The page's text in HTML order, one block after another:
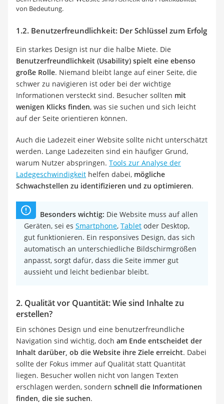
von Bedeutung.
1.2. Benutzerfreundlichkeit: Der Schlüssel zum Erfolg
Ein starkes Design ist nur die halbe Miete. Die
Benutzerfreundlichkeit (Usability) spielt eine ebenso
große Rolle. Niemand bleibt lange auf einer Seite, die
schwer zu navigieren ist oder bei der wichtige
Informationen versteckt sind. Besucher sollten mit
wenigen Klicks finden, was sie suchen und sich leicht
auf der Seite orientieren können.
Auch die Ladezeit einer Website sollte nicht unterschätzt
werden. Lange Ladezeiten sind ein häufiger Grund,
warum Nutzer abspringen. Tools zur Analyse der
Ladegeschwindigkeit helfen dabei, mögliche
Schwachstellen zu identifizieren und zu optimieren.
Besonders wichtig: Die Website muss auf allen
Geräten, sei es Smartphone, Tablet oder Desktop,
gut funktionieren. Ein responsives Design, das sich
automatisch an unterschiedliche Bildschirmgrößen
anpasst, sorgt dafür, dass die Seite immer gut
aussieht und leicht bedienbar bleibt.
2. Qualität vor Quantität: Wie sind Inhalte zu
erstellen?
Ein schönes Design und eine benutzerfreundliche
Navigation sind wichtig, doch am Ende entscheidet der
Inhalt darüber, ob die Website ihre Ziele erreicht. Dabei
sollte der Fokus immer auf Qualität statt Quantität
liegen. Besucher wollen nicht von langen Texten
erschlagen werden, sondern schnell die Informationen
finden, die sie suchen.